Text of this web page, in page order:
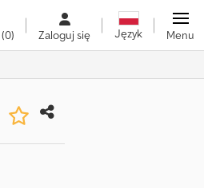
(0) Zaloguj się Język Menu